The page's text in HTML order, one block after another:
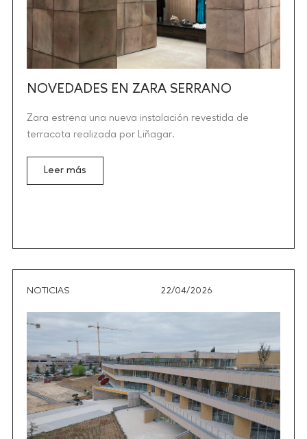
NOVEDADES EN ZARA SERRANO
Zara estrena una nueva instalación revestida de
terracota realizada por Liñagar.
Leer más
NOTICIAS 22/04/2026